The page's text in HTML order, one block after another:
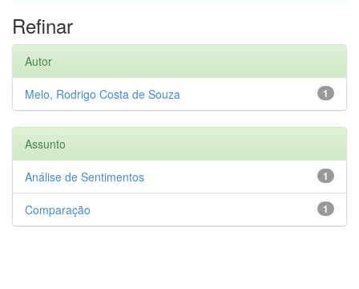
Refinar
Autor
1
Melo, Rodrigo Costa de Souza
Assunto
1
Análise de Sentimentos
1
Comparação